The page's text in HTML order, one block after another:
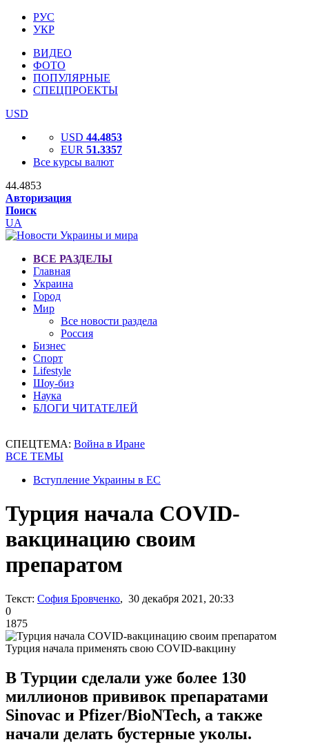
РУС
УКР
ВИДЕО
ФОТО
ПОПУЛЯРНЫЕ
СПЕЦПРОЕКТЫ
USD
USD 44.4853
EUR 51.3357
Все курсы валют
44.4853
Авторизация
Поиск
UA
ВСЕ РАЗДЕЛЫ
Главная
Украина
Город
Мир
Все новости раздела
Россия
Бизнес
Спорт
Lifestyle
Шоу-биз
Наука
БЛОГИ ЧИТАТЕЛЕЙ
СПЕЦТЕМА: Война в Иране
ВСЕ ТЕМЫ
Вступление Украины в ЕС
Турция начала COVID-
вакцинацию своим
препаратом
Текст: София Бровченко, 30 декабря 2021, 20:33
0
1875
Турция начала применять свою COVID-вакцину
В Турции сделали уже более 130
миллионов прививок препаратами
Sinovac и Pfizer/BioNTech, а также
начали делать бустерные уколы.